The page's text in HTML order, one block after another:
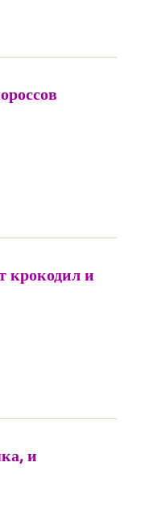
крокодил и
и